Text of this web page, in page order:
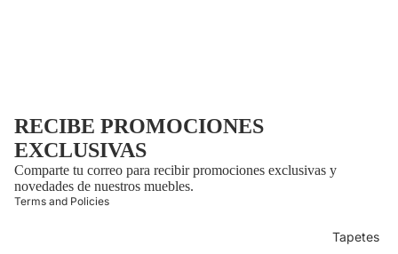
Tapetes
RECIBE PROMOCIONES
EXCLUSIVAS
Comparte tu correo para recibir promociones exclusivas y
novedades de nuestros muebles.
Terms and Policies
policy
service
information